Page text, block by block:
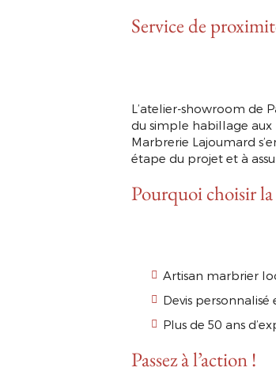
ACTUALITÉS
Service de
L’atelier-showroom de
du simple habillage aux
Marbrerie Lajoumard
étape du projet et à
Pourquoi choisir
Artisan marbrier
Devis
Plus de 50 ans
Passez à l’action !